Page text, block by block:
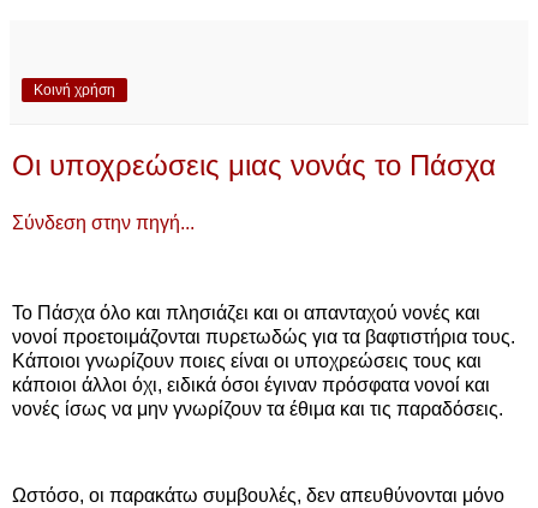
Κοινή χρήση
Οι υποχρεώσεις μιας νονάς το Πάσχα
Σύνδεση στην πηγή...
Το Πάσχα όλο και πλησιάζει και οι απανταχού νονές και
νονοί προετοιμάζονται πυρετωδώς για τα βαφτιστήρια τους.
Κάποιοι γνωρίζουν ποιες είναι οι υποχρεώσεις τους και
κάποιοι άλλοι όχι, ειδικά όσοι έγιναν πρόσφατα νονοί και
νονές ίσως να μην γνωρίζουν τα έθιμα και τις παραδόσεις.
Ωστόσο, οι παρακάτω συμβουλές, δεν απευθύνονται μόνο